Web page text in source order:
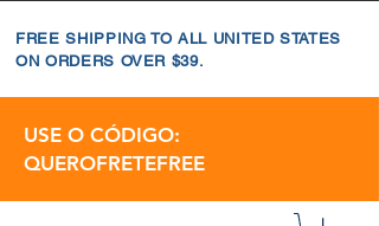
FREE SHIPPING TO ALL UNITED STATES
ON ORDERS OVER $39.
USE O CÓDIGO:
QUEROFRETEFREE